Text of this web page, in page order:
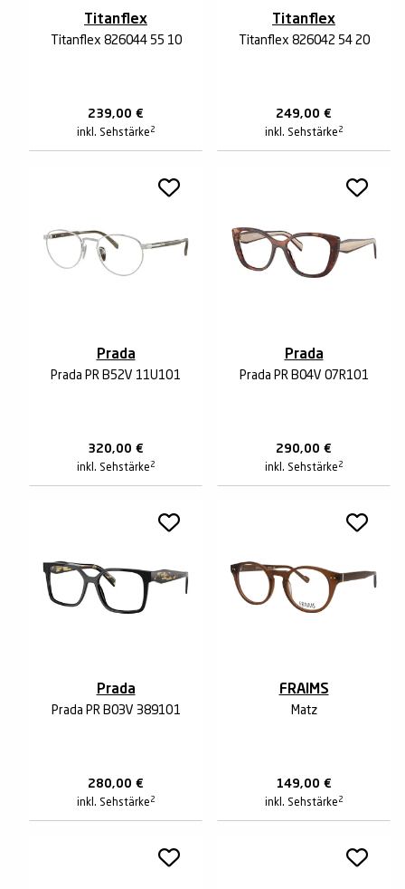
Titanflex
Titanflex 826044 55 10
239,00 €
inkl. Sehstärke 2
Titanflex
Titanflex 826042 54 20
249,00 €
inkl. Sehstärke 2
Prada
Prada PR B52V 11U1O1
320,00 €
inkl. Sehstärke 2
Prada
Prada PR B04V 07R1O1
290,00 €
inkl. Sehstärke 2
Prada
Prada PR B03V 3891O1
280,00 €
inkl. Sehstärke 2
FRAIMS
Matz
149,00 €
inkl. Sehstärke 2